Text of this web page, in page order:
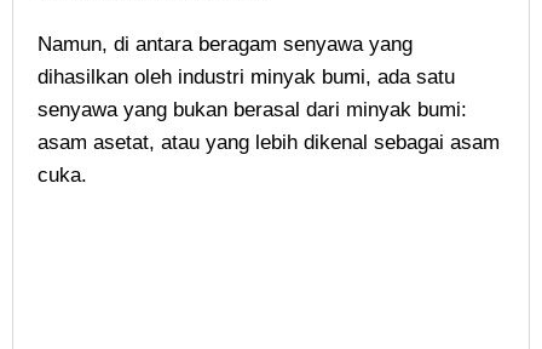
Namun, di antara beragam senyawa yang
dihasilkan oleh industri minyak bumi, ada satu
senyawa yang bukan berasal dari minyak bumi:
asam asetat, atau yang lebih dikenal sebagai asam
cuka.